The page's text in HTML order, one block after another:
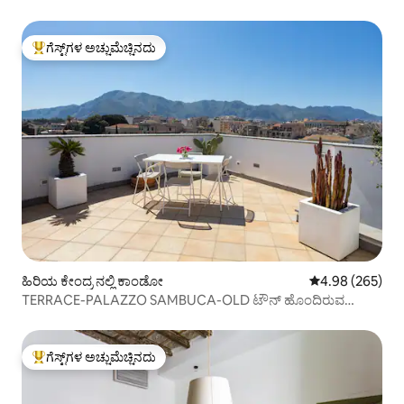
ಗೆಸ್ಟ್‌ಗಳಿಗೆ ಅತಿ ಹೆಚ್ಚು ಅಚ್ಚುಮೆಚ್ಚಿನದು
ಗೆಸ್ಟ್‌ಗಳ ಅಚ್ಚುಮೆಚ್ಚಿನದು
ಹಿರಿಯ ಕೇಂದ್ರ ನಲ್ಲಿ ಕಾಂಡೋ 5 ರಲ್ಲಿ 4.98
4.98 (265)
TERRACE-PALAZZO SAMBUCA-OLD ಟೌನ್ ಹೊಂದಿರುವ
ಗೆಸ್ಟ್‌ಗಳಿಗೆ ಅತಿ ಹೆಚ್ಚು ಅಚ್ಚುಮೆಚ್ಚಿನದು
ಗೆಸ್ಟ್‌ಗಳ ಅಚ್ಚುಮೆಚ್ಚಿನದು